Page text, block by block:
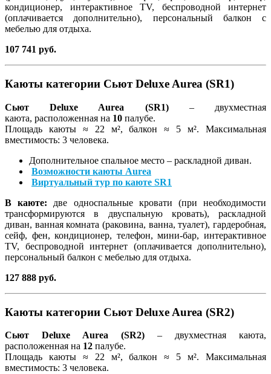
кондиционер, интерактивное TV, беспроводной интернет
(оплачивается дополнительно), персональный балкон с
мебелью для отдыха.
107 741 руб.
Каюты категории Сьют Deluxe Aurea (SR1)
Сьют Deluxe Aurea (SR1)– двухместная
каюта, расположенная на 10 палубе.
Площадь каюты ≈ 22 м², балкон ≈ 5 м². Максимальная
вместимость: 3 человека.
Дополнительное спальное место – раскладной диван.
Возможности каюты Aurea
Виртуальный тур по каюте SR1
В каюте: две односпальные кровати (при необходимости
трансформируются в двуспальную кровать), раскладной
диван, ванная комната (раковина, ванна, туалет), гардеробная,
сейф, фен, кондиционер, телефон, мини-бар, интерактивное
TV, беспроводной интернет (оплачивается дополнительно),
персональный балкон с мебелью для отдыха.
127 888 руб.
Каюты категории Сьют Deluxe Aurea (SR2)
Сьют Deluxe Aurea (SR2) – двухместная каюта,
расположенная на 12 палубе.
Площадь каюты ≈ 22 м², балкон ≈ 5 м². Максимальная
вместимость: 3 человека.